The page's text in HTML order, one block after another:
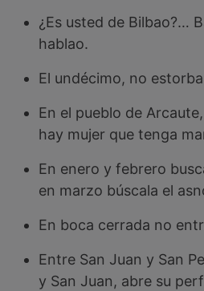
¿Es usted de Bilbao?…
hablao.
El undécimo, no
En el pueblo de
hay mujer que tenga
En enero y febrero
en marzo búscala el
En boca cerrada no
Entre San Juan y San
y San Juan, abre su